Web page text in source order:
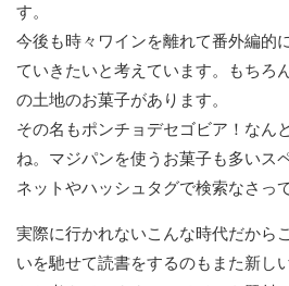
す。
今後も時々ワインを離れて番外編的
ていきたいと考えています。もちろ
の土地のお菓子があります。
その名もポンチョデセゴビア！なん
ね。マジパンを使うお菓子も多いス
ネットやハッシュタグで検索なさっ
実際に行かれないこんな時代だから
いを馳せて読書をするのもまた新し